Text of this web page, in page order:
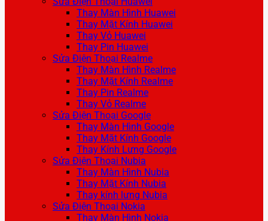
Thay Màn Hình Huawei
Thay Mặt Kính Huawei
Thay Vỏ Huawei
Thay Pin Huawei
Sửa Điện Thoại Realme
Thay Màn Hình Realme
Thay Mặt Kính Realme
Thay Pin Realme
Thay Vỏ Realme
Sửa Điện Thoại Google
Thay Màn Hình Google
Thay Mặt Kính Google
Thay Kính Lưng Google
Sửa Điện Thoại Nubia
Thay Màn Hình Nubia
Thay Mặt Kính Nubia
Thay kính lưng Nubia
Sửa Điện Thoại Nokia
Thay Màn Hình Nokia